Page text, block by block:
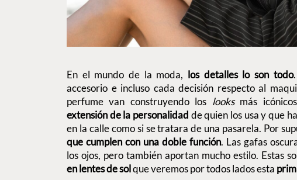
En el mundo de la moda, los detalles lo son todo
accesorio e incluso cada decisión respecto al
perfume van construyendo los looksmás
extensión de la personalidad de quien los usa y que
en la calle como si se tratara de una pasarela. Por
que cumplen con una doble función. Las gafas
los ojos, pero también aportan mucho estilo. Estas
en lentes de solque veremos por todos lados esta